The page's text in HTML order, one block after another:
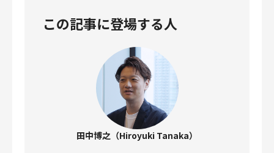
この記事に登場する人
田中博之（Hiroyuki Tanaka）